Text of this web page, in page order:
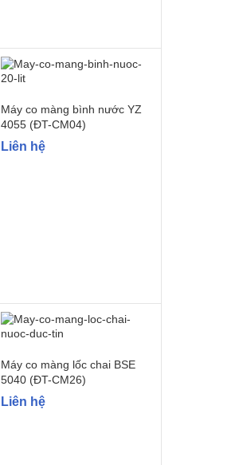
Máy co màng bình nước YZ
4055 (ĐT-CM04)
Liên hệ
Máy co màng lốc chai BSE
5040 (ĐT-CM26)
Liên hệ